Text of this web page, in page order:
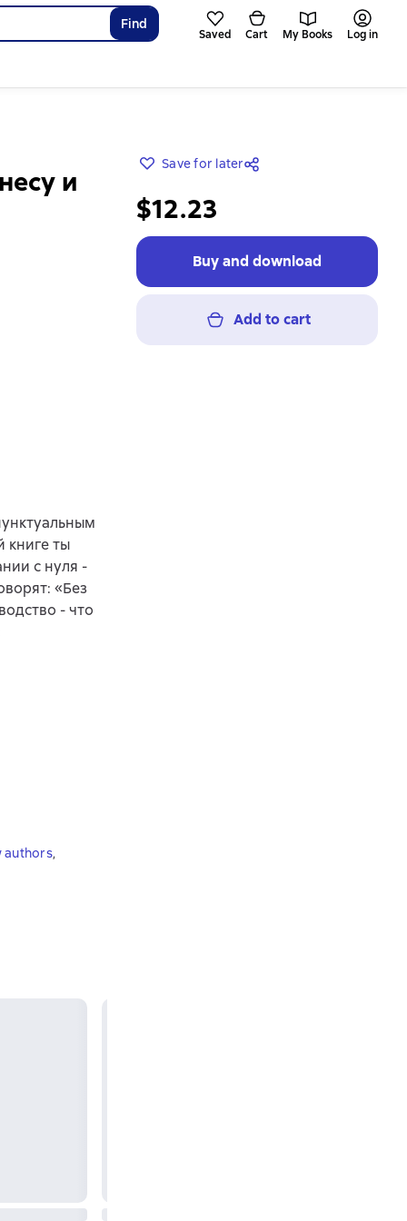
Find
Saved Cart My Books Log in
и
Save for later
$12.23
Buy and download
Add to cart
книге ты
с нуля -
«Без
- что
authors,